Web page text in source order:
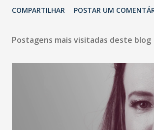
e lideranças do Mercado Nacional. Desde
de negócios do Nordeste, reunindo
LinkedIn, VISA, Grupo 3corações, TikTok
A nova edição chega em um momento em
e consistência ganham peso nas conversas
liderança e estratégia. - Vivemos um
mundo fala muito e poucos entregam de
COMPARTILHAR POSTAR UM
Postagens mais visitadas deste blog